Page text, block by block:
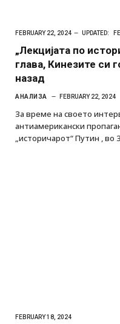
FEBRUARY 22, 2024 UPDATED:
„Лекцијата по
глава, Кинезите си
назад
АНАЛИЗА FEBRUARY 22, 2024
За време на своето
антиамерикански
„историчарот“ Путин ,
FEBRUARY 18, 2024